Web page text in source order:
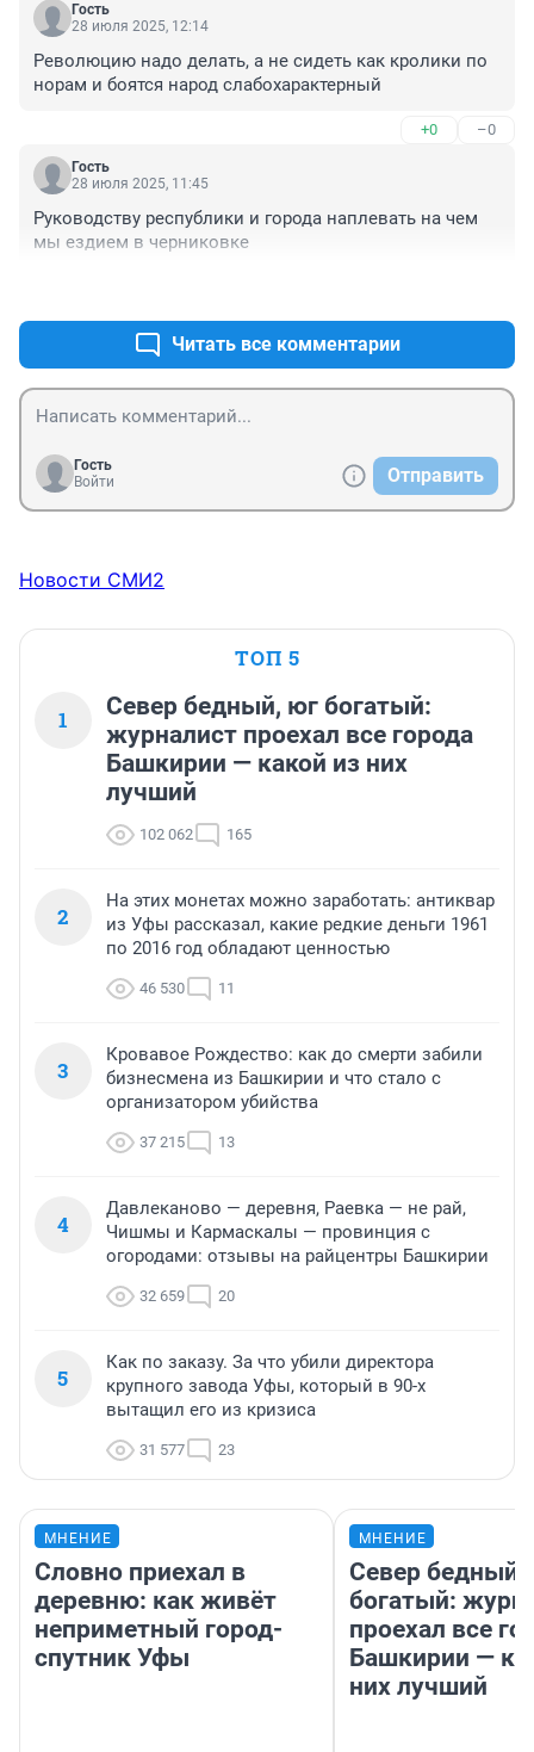
Гость
28 июля 2025, 12:14
Революцию надо делать, а не сидеть как кролики по
норам и боятся народ слабохарактерный
+0 –0
Гость
28 июля 2025, 11:45
Руководству республики и города наплевать на чем
мы ездием в черниковке
Читать все комментарии
Гость
Войти
Отправить
Новости СМИ2
ТОП 5
1
Север бедный, юг богатый:
журналист проехал все города
Башкирии — какой из них
лучший
102 062 165
2
На этих монетах можно заработать: антиквар
из Уфы рассказал, какие редкие деньги 1961
по 2016 год обладают ценностью
46 530 11
3
Кровавое Рождество: как до смерти забили
бизнесмена из Башкирии и что стало с
организатором убийства
37 215 13
4
Давлеканово — деревня, Раевка — не рай,
Чишмы и Кармаскалы — провинция с
огородами: отзывы на райцентры Башкирии
32 659 20
5
Как по заказу. За что убили директора
крупного завода Уфы, который в 90-х
вытащил его из кризиса
31 577 23
МНЕНИЕ
Словно приехал в
деревню: как живёт
неприметный город-
спутник Уфы
МНЕНИЕ
Север бедный,
богатый:
проехал все
Башкирии —
них лучший